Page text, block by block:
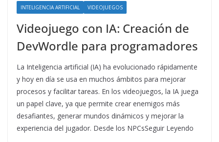
INTELIGENCIA ARTIFICIAL VIDEOJUEGOS
Videojuego con IA: Creación de
DevWordle para programadores
La Inteligencia artificial (IA) ha evolucionado rápidamente
y hoy en día se usa en muchos ámbitos para mejorar
procesos y facilitar tareas. En los videojuegos, la IA juega
un papel clave, ya que permite crear enemigos más
desafiantes, generar mundos dinámicos y mejorar la
experiencia del jugador. Desde los NPCsSeguir Leyendo